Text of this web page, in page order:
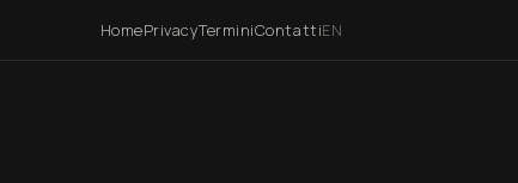
HomePrivacyTerminiContattiEN